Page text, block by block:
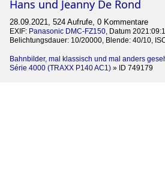
Hans und Jeanny De Rond
28.09.2021, 524 Aufrufe, 0 Kommentare
EXIF: Panasonic DMC-FZ150, Datum
Belichtungsdauer: 10/20000, Blende: 40/10,
Bahnbilder, mal klassisch und mal anders
Série 4000 (TRAXX P140 AC1) » ID 749179